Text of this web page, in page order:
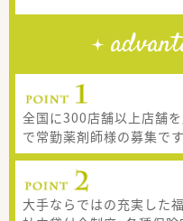
全国に300店舗以上店舗
で常勤薬剤師様の募集です
大手ならではの充実した